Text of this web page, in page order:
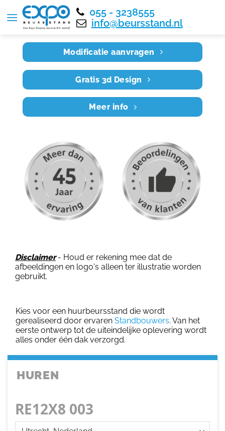
055 - 3238555
info@beursstand.nl
Home RE12X8 003
Modificatie aanvragen
Gratis 3d Design
Meer info
Disclaimer- Houd er rekening mee dat de
afbeeldingen en logo's alleen ter illustratie worden
gebruikt.
Kies voor een huurbeursstand die wordt
gerealiseerd door ervaren Standbouwers. Van het
eerste ontwerp tot de uiteindelijke oplevering wordt
alles onder één dak verzorgd.
HUREN
RE12X8 003